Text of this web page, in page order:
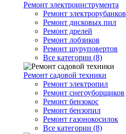
Ремонт электроинструмента
Ремонт электрорубанков
Ремонт дисковых пил
Ремонт дрелей
Ремонт лобзиков
Ремонт шуруповертов
Все категории (8)
Ремонт садовой техники
Ремонт электропил
Ремонт снегоуборщиков
Ремонт бензокос
Ремонт бензопил
Ремонт газонокосилок
Все категории (8)